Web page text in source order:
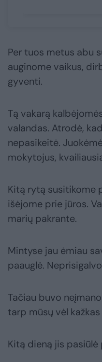
Per tuos metus abu
auginome vaikus,
gyventi.
Tą vakarą
valandas. Atrodė,
nepasikeitė.
mokytojus,
Kitą rytą susitikome
išėjome prie jūros.
marių pakrante.
Mintyse jau ėmiau
paauglė.
Tačiau buvo
tarp mūsų vėl
Kitą dieną jis pasiūlė